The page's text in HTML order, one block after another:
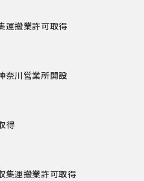
運搬業許可取得
奈川営業所開設
得
集運搬業許可取得